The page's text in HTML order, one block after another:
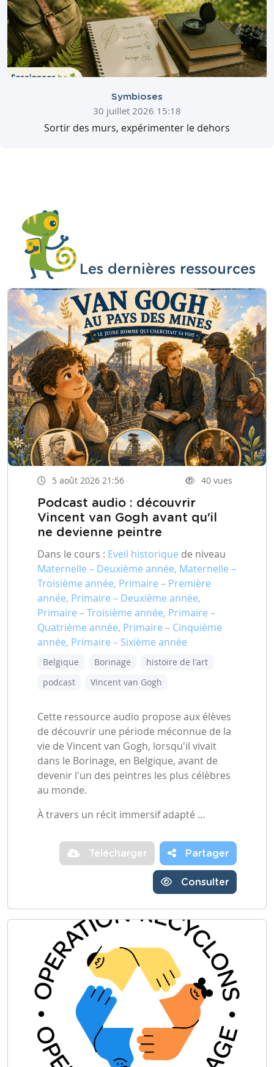
Symbioses
30 juillet 2026 15:18
Sortir des murs, expérimenter le dehors
Les dernières ressources
5 août 2026 21:56 40 vues
Podcast audio : découvrir
Vincent van Gogh avant qu'il
ne devienne peintre
Dans le cours : Eveil historique de niveau
Maternelle – Deuxième année, Maternelle –
Troisième année, Primaire – Première
année, Primaire – Deuxième année,
Primaire – Troisième année, Primaire –
Quatrième année, Primaire – Cinquième
année, Primaire – Sixième année
Belgique Borinage
histoire de l'art
podcast
Vincent van Gogh
Cette ressource audio propose aux élèves
de découvrir une période méconnue de la
vie de Vincent van Gogh, lorsqu'il vivait
dans le Borinage, en Belgique, avant de
devenir l'un des peintres les plus célèbres
au monde.
À travers un récit immersif adapté …
Télécharger Partager
Consulter